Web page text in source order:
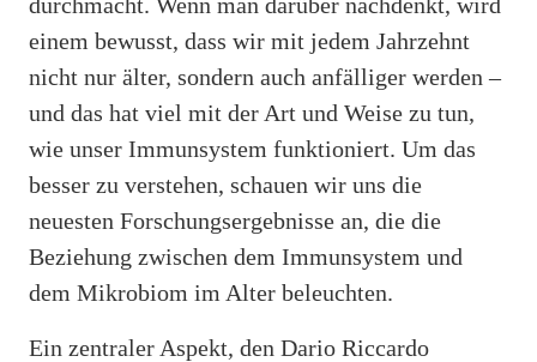
einem bewusst, dass wir mit jedem Jahrzehnt
nicht nur älter, sondern auch anfälliger werden –
und das hat viel mit der Art und Weise zu tun,
wie unser Immunsystem funktioniert. Um das
besser zu verstehen, schauen wir uns die
neuesten Forschungsergebnisse an, die die
Beziehung zwischen dem Immunsystem und
dem Mikrobiom im Alter beleuchten.
Ein zentraler Aspekt, den Dario Riccardo